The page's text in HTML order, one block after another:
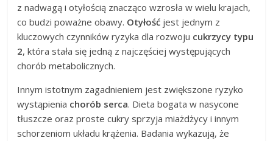
z nadwagą i otyłością znacząco wzrosła w wielu krajach,
co budzi poważne obawy. Otyłość jest jednym z
kluczowych czynników ryzyka dla rozwoju cukrzycy typu
2, która stała się jedną z najczęściej występujących
chorób metabolicznych.
Innym istotnym zagadnieniem jest zwiększone ryzyko
wystąpienia chorób serca. Dieta bogata w nasycone
tłuszcze oraz proste cukry sprzyja miażdżycy i innym
schorzeniom układu krążenia. Badania wykazują, że